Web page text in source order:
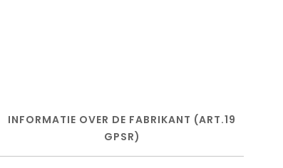
INFORMATIE OVER DE FABRIKANT (ART.19
GPSR)